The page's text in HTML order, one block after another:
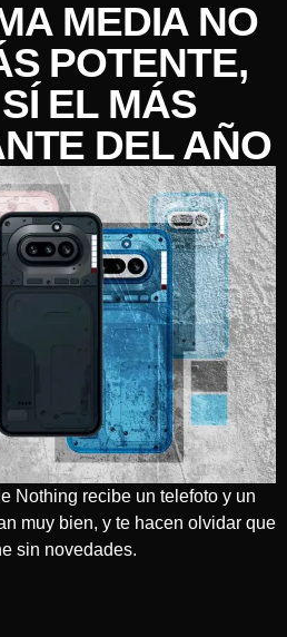
MEDIA NO
POTENTE,
EL MÁS
DEL AÑO
Nothing recibe un telefoto y un
muy bien, y te hacen olvidar que
sin novedades.